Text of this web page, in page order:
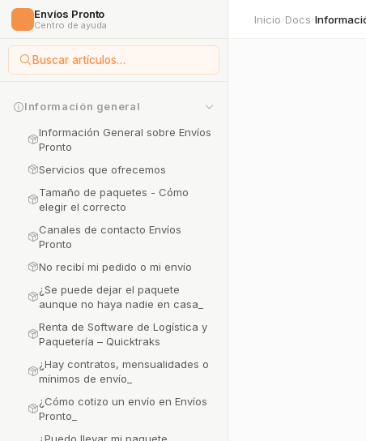
Envíos Pronto
Centro de ayuda
Buscar artículos…
Información general
Información General sobre Envíos
Pronto
Servicios que ofrecemos
Tamaño de paquetes - Cómo
elegir el correcto
Canales de contacto Envíos
Pronto
No recibí mi pedido o mi envío
¿Se puede dejar el paquete
aunque no haya nadie en casa_
Renta de Software de Logística y
Paquetería – Quicktraks
¿Hay contratos, mensualidades o
mínimos de envío_
¿Cómo cotizo un envío en Envíos
Pronto_
Inicio› Docs›